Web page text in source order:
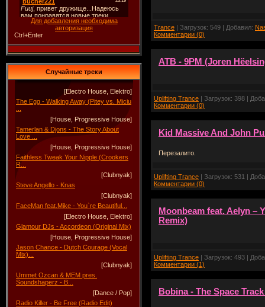
Для добавления необходима
авторизация
Ctrl+Enter
Случайные треки
[Electro House, Elektro]
The Egg - Walking Away (Pitey vs. Miciu
[House, Progressive House]
Tamerlan & Djons - The Story About
Love ...
[House, Progressive House]
Faithless Tweak Your Nipple (Crookers
R...
[Clubnyak]
Steve Angello - Knas
[Clubnyak]
FaceMan feat.Mike - You`re Beautiful...
[Electro House, Elektro]
Glamour DJs - Accordeon (Original Mix)
[House, Progressive House]
Jason Chance - Dutch Courage (Vocal
Mix)...
[Clubnyak]
Ummet Ozcan & MEM pres.
Soundshaperz - B...
[Dance / Pop]
Radio Killer - Be Free (Radio Edit)
Trance | Загрузок: 549 | Добавил:
Комментарии (0)
ATB - 9PM (Joren
Uplifting Trance | Загрузок: 398 |
Комментарии (0)
Kid Massive And John
Перезалито.
Uplifting Trance | Загрузок: 531 |
Комментарии (0)
Moonbeam feat. Aelyn –
Remix)
Uplifting Trance | Загрузок: 493 |
Комментарии (1)
Bobina - The Space